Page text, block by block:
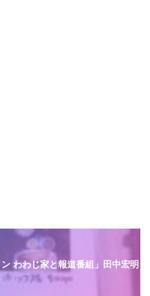
わわじ家と報道番組」田中宏明